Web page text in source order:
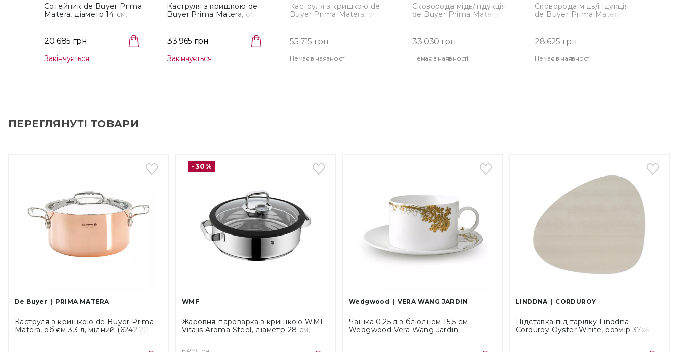
Сотейник de Buyer Prima
Matera, діаметр 14 см,
20 685 грн
Закінчується
Каструля з кришкою de
Buyer Prima Matera, об'єм
33 965 грн
Закінчується
Каструля з кришкою de
Buyer Prima Matera, об'єм
55 715 грн
Немає в наявності
Сковорода мідь/індукція
de Buyer Prima Matera,
33 030 грн
Немає в наявності
Сковорода мідь/індукція
de Buyer Prima Matera,
28 625 грн
Немає в наявності
ПЕРЕГЛЯНУТІ ТОВАРИ
De Buyer PRIMA MATERA
Каструля з кришкою de Buyer Prima
Matera, об'єм 3,3 л, мідний (6242.20)
-30%
WMF
Жаровня-пароварка з кришкою WMF
Vitalis Aroma Steel, діаметр 28 см,
Wedgwood VERA WANG JARDIN
Чашка 0,25 л з блюдцем 15,5 см
Wedgwood Vera Wang Jardin
LINDDNA CORDUROY
Підставка під тарілку Linddna
Corduroy Oyster White, розмір 37х44